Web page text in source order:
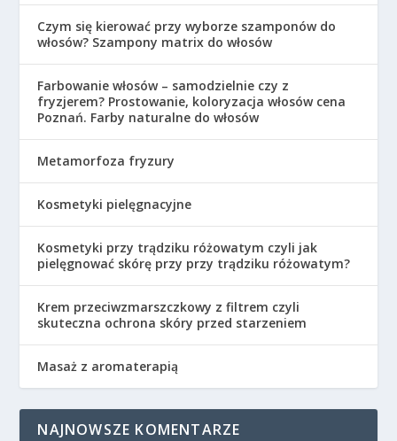
Czym się kierować przy wyborze szamponów do
włosów? Szampony matrix do włosów
Farbowanie włosów – samodzielnie czy z
fryzjerem? Prostowanie, koloryzacja włosów cena
Poznań. Farby naturalne do włosów
Metamorfoza fryzury
Kosmetyki pielęgnacyjne
Kosmetyki przy trądziku różowatym czyli jak
pielęgnować skórę przy przy trądziku różowatym?
Krem przeciwzmarszczkowy z filtrem czyli
skuteczna ochrona skóry przed starzeniem
Masaż z aromaterapią
NAJNOWSZE KOMENTARZE